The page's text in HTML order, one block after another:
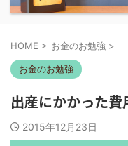
HOME > お金のお勉強 >
お金のお勉強
出産にかかった費
2015年12月23日